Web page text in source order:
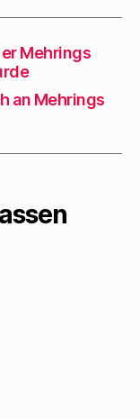
Mehrings
an Mehrings